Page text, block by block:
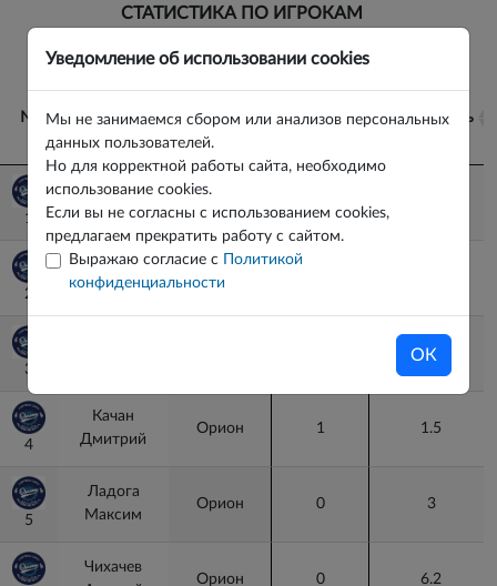
Уведомление об использовании cookies
Мы не занимаемся сбором или анализов персональных
данных пользователей.
Но для корректной работы сайта, необходимо
использование cookies.
Если вы не согласны с использованием cookies,
предлагаем прекратить работу с сайтом.
Выражаю согласие с
Политикой
конфиденциальности
ОК
СТАТИСТИКА ПО ИГРОКАМ
№ Игрок Команда Гол+пас Полезность
№ Игрок Команда Гол+пас
1
Федоткин
Юрий
2
Батурин
Егор
Орион
3
14.5
4
Качан
Дмитрий
Орион 1 1.5
5
Ладога
Максим
Орион 0 3
Чихачев
Орион 0 6.2
№
1
2
3
4
5